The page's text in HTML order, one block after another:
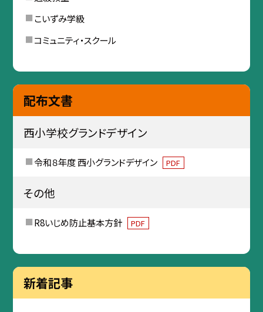
こいずみ学級
コミュニティ・スクール
配布文書
西小学校グランドデザイン
令和８年度 西小グランドデザイン PDF
その他
R8いじめ防止基本方針 PDF
新着記事